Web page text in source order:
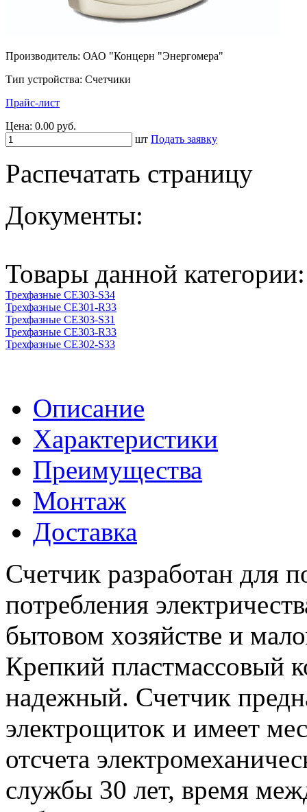
Производитель: ОАО "Концерн "Энергомера"
Тип устройства: Счетчики
Прайс-лист
Цена: 0.00 руб.
шт Подать заявку
Распечатать страницу
Документы:
Товары данной категории:
Трехфазные СЕ303-S34
Трехфазные CE301-R33
Трехфазные СЕ303-S31
Трехфазные СЕ303-R33
Трехфазные CE302-S33
Описание
Характеристики
Преимущества
Монтаж
Доставка
Счетчик разработан для
потребления
бытовом хозяйстве и
Крепкий пластмассовый
надежный. Счетчик
электрощиток и имеет
отсчета
службы 30 лет, время